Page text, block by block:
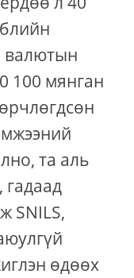
валютын
100 мянган
та аль
гадаад
SNILS,
өдөөх